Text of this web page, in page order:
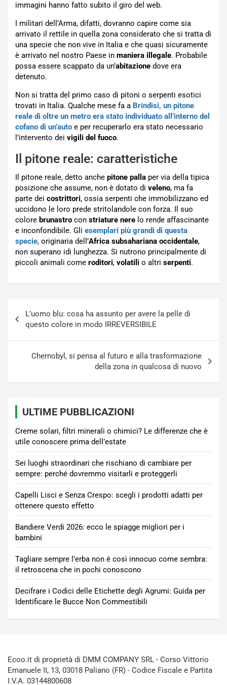
immagini hanno fatto subito il giro del web.
I militari dell’Arma, difatti, dovranno capire come sia
arrivato il rettile in quella zona considerato che si tratta di
una specie che non vive in Italia e che quasi sicuramente
è arrivato nel nostro Paese in maniera illegale. Probabile
possa essere scappato da un’abitazione dove era
detenuto.
Non si tratta del primo caso di pitoni o serpenti esotici
trovati in Italia. Qualche mese fa a Brindisi, un pitone
reale di oltre un metro era stato individuato all’interno del
cofano di un’auto e per recuperarlo era stato necessario
l’intervento dei vigili del fuoco.
Il pitone reale: caratteristiche
Il pitone reale, detto anche pitone palla per via della tipica
posizione che assume, non è dotato di veleno, ma fa
parte dei costrittori, ossia serpenti che immobilizzano ed
uccidono le loro prede stritolandole con forza. Il suo
colore brunastro con striature nere lo rende affascinante
e inconfondibile. Gli esemplari più grandi di questa
specie, originaria dell’Africa subsahariana occidentale,
non superano idi lunghezza. Si nutrono principalmente di
piccoli animali come roditori, volatili o altri serpenti.
articoli
L’uomo blu: cosa ha assunto per avere la pelle di
questo colore in modo IRREVERSIBILE
Chernobyl, si pensa al futuro e alla trasformazione
della zona in qualcosa di nuovo
ULTIME PUBBLICAZIONI
Creme solari, filtri minerali o chimici? Le differenze che è
utile conoscere prima dell’estate
Sei luoghi straordinari che rischiano di cambiare per
sempre: perché dovremmo visitarli e proteggerli
Capelli Lisci e Senza Crespo: scegli i prodotti adatti per
ottenere questo effetto
Bandiere Verdi 2026: ecco le spiagge migliori per i
bambini
Tagliare sempre l’erba non è così innocuo come sembra:
il retroscena che in pochi conoscono
Decifrare i Codici delle Etichette degli Agrumi: Guida per
Identificare le Bucce Non Commestibili
Ecoo.it di proprietà di DMM COMPANY SRL - Corso Vittorio
Emanuele II, 13, 03018 Paliano (FR) - Codice Fiscale e Partita
I.V.A. 03144800608